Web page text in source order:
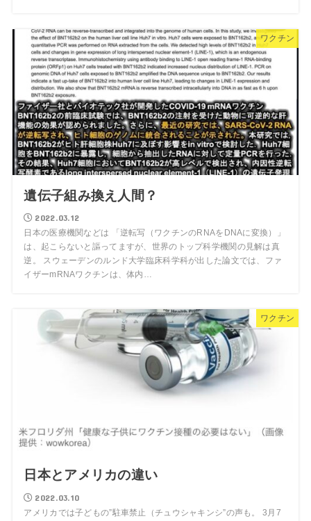
ワクチン
遺伝子組み換え人間？
2022.03.12
日本の医療機関などは 「逆転写（ワクチンのRNAをDNAに変換）」
は、起こらないと謳ってますが、世界のトップ科学機関の見解は真
逆。 スウェーデンのルンド大学臨床科学科が出した論文では、ファ
イザーmRNAワクチンは、体内…
ワクチン
日本とアメリカの違い
2022.03.10
アメリカでは子どもの”駐車禁止（チュウシャキンシ”の声も。 3月7